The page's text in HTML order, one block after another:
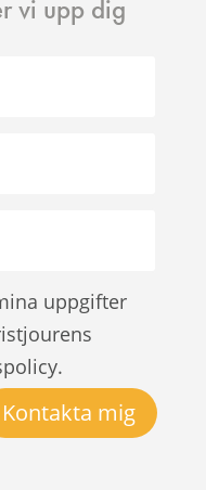
vi upp dig
uppgifter
Kontakta mig